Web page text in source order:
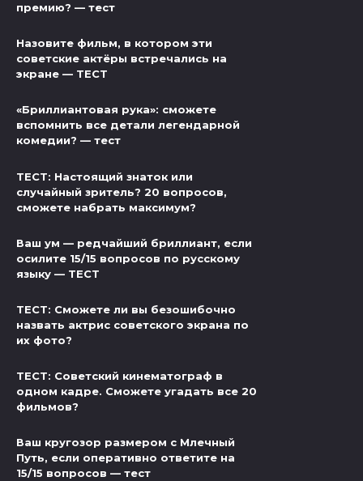
премию? — тест
Назовите фильм, в котором эти
советские актёры встречались на
экране — ТЕСТ
«Бриллиантовая рука»: сможете
вспомнить все детали легендарной
комедии? — тест
ТЕСТ: Настоящий знаток или
случайный зритель? 20 вопросов,
сможете набрать максимум?
Ваш ум — редчайший бриллиант, если
осилите 15/15 вопросов по русскому
языку — ТЕСТ
ТЕСТ: Сможете ли вы безошибочно
назвать актрис советского экрана по
их фото?
ТЕСТ: Советский кинематограф в
одном кадре. Сможете угадать все 20
фильмов?
Ваш кругозор размером с Млечный
Путь, если оперативно ответите на
15/15 вопросов — тест